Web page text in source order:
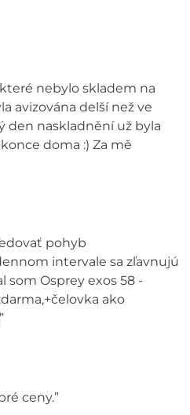
nebylo skladem na
avizována delší než ve
den naskladnění už byla
doma :) Za mě
pohyb
intervale sa zľavnujú
som Osprey exos 58 -
ako
ceny.”